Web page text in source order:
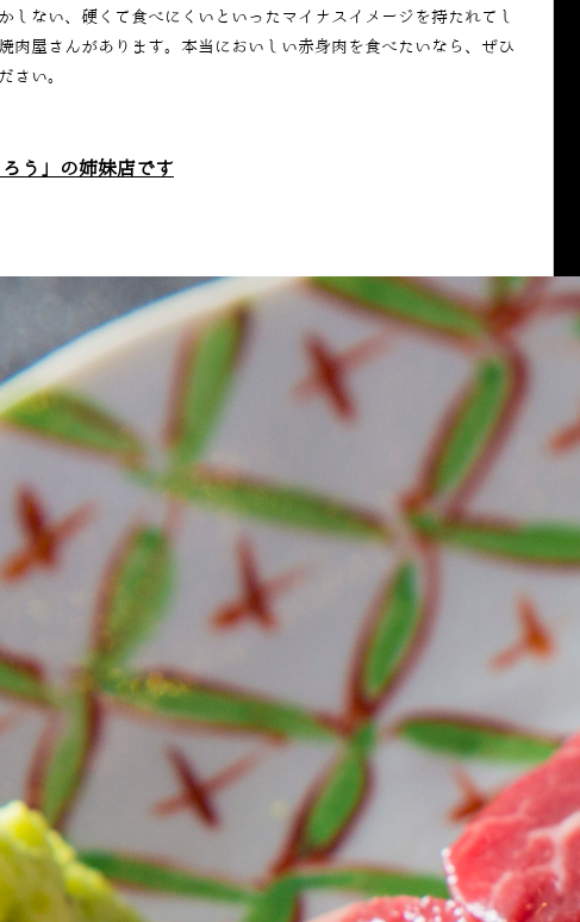
しない、硬くて食べにくいといったマイナスイメージを持たれてし
肉屋さんがあります。本当においしい赤身肉を食べたいなら、ぜひ
さい。
う」の姉妹店です